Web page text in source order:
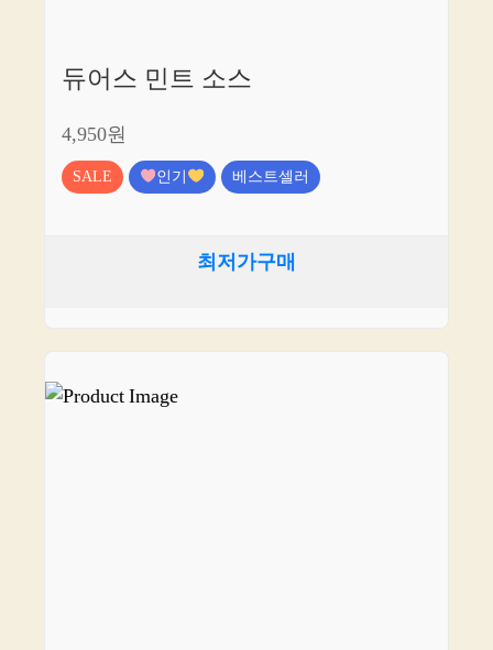
듀어스 민트 소스
4,950원
SALE 인기 베스트셀러
최저가구매